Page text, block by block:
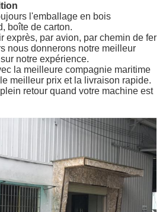
l'emballage en bois
boîte de carton.
exprès, par avion, par chemin de fer
nous donnerons notre meilleur
notre expérience.
la meilleure compagnie maritime
meilleur prix et la livraison rapide.
retour quand votre machine est